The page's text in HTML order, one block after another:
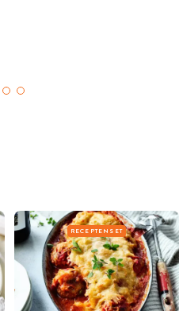
RECEPTENSET